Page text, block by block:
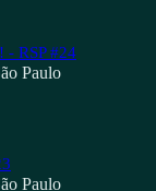
- RSP #24
Paulo
Paulo